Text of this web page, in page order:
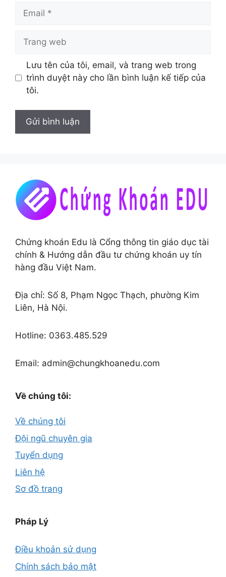
Email
Trang
Lưu tên của tôi, email, và trang web trong
trình duyệt này cho lần bình luận kế tiếp của
tôi.
Chứng khoán Edu là Cổng thông tin giáo dục tài
chính & Hướng dẫn đầu tư chứng khoán uy tín
hàng đầu Việt Nam.
Địa chỉ: Số 8, Phạm Ngọc Thạch, phường Kim
Liên, Hà Nội.
Hotline: 0363.485.529
Email: admin@chungkhoanedu.com
Về chúng tôi:
Về chúng tôi
Đội ngũ chuyên gia
Tuyển dụng
Liên hệ
Sơ đồ trang
Pháp Lý
Điều khoản sử dụng
Chính sách bảo mật